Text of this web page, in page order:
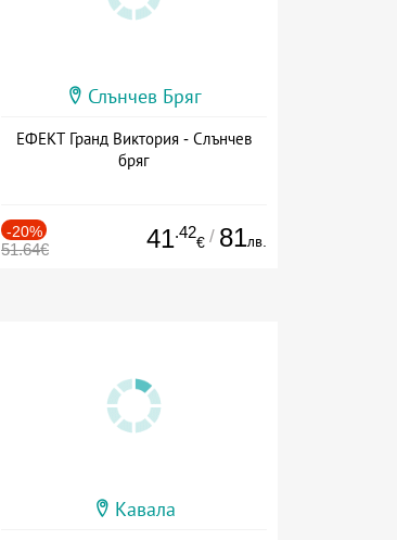
Слънчев Бряг
ЕФЕКТ Гранд Виктория - Слънчев
бряг
-20%
51.64€ 41.42
€ / 81лв.
Кавала